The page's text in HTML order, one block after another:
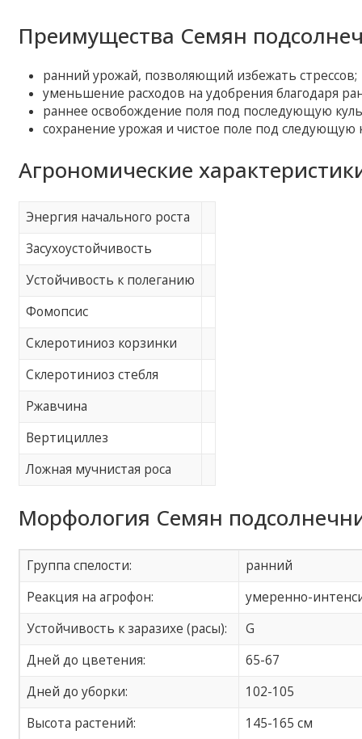
Преимущества Семян
ранний урожай, позволяющий избежать стрессов;
уменьшение расходов на удобрения благодаря
раннее освобождение поля под последующую
сохранение урожая и чистое поле под следующую
Агрономические
Энергия начального роста
Засухоустойчивость
Устойчивость к полеганию
Фомопсис
Склеротиниоз корзинки
Склеротиниоз стебля
Ржавчина
Вертициллез
Ложная мучнистая роса
Морфология Семян
Группа спелости:
ранний
Реакция на агрофон:
умеренно-
Устойчивость к заразихе (расы):
G
Дней до цветения:
65-67
Дней до уборки:
102-105
Высота растений:
145-165 см